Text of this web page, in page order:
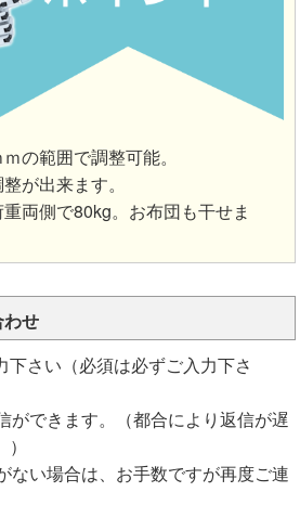
の範囲で調整可能。
が出来ます。
両側で80kg。お布団も干せま
せ
さい（必須は必ずご入力下さ
ができます。（都合により返信が遅
ない場合は、お手数ですが再度ご連